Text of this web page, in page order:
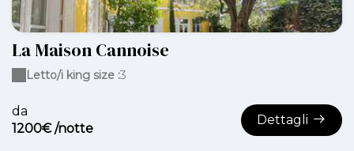
La Maison Cannoise
da
1200€ /notte
Dettagli
Letto/i king size :3